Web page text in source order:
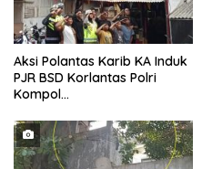
Aksi Polantas Karib KA Induk
PJR BSD Korlantas Polri
Kompol
bersama Personilnya
Membagikan Bendera Merah
Putih Berserta Tiangnya